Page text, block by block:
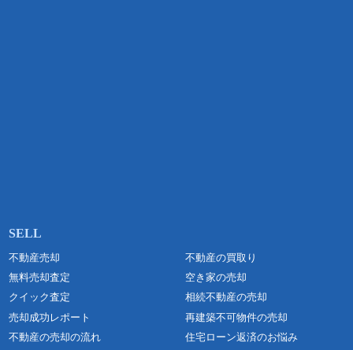
不動産売却
無料売却査定
クイック査定
売却成功レポート
不動産の売却の流れ
不動産の買取り
空き家の売却
相続不動産の売却
再建築不可物件の売却
住宅ローン返済のお悩み